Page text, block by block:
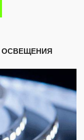
ОСВЕЩЕНИЯ